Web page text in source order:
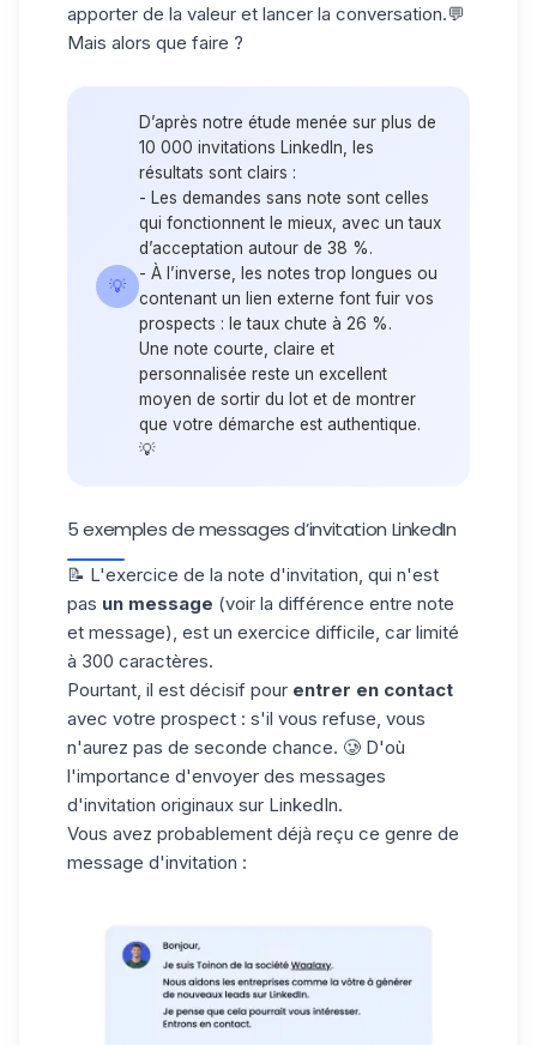
apporter de la valeur et lancer la conversation.💬
Mais alors que faire ?
💡
D’après notre étude menée sur plus de
10 000 invitations LinkedIn, les
résultats sont clairs :
- Les demandes sans note sont celles
qui fonctionnent le mieux, avec un taux
d’acceptation autour de 38 %.
- À l’inverse, les notes trop longues ou
contenant un lien externe font fuir vos
prospects : le taux chute à 26 %.
Une note courte, claire et
personnalisée reste un excellent
moyen de sortir du lot et de montrer
que votre démarche est authentique.
💡
5 exemples de messages d’invitation LinkedIn
📝 L'exercice de la note d'invitation, qui n'est
pas un message (voir la différence entre note
et message), est un exercice difficile, car limité
à 300 caractères.
Pourtant, il est décisif pour entrer en contact
avec votre prospect : s'il vous refuse, vous
n'aurez pas de seconde chance. 🥲 D'où
l'importance d'envoyer des messages
d'invitation originaux sur LinkedIn.
Vous avez probablement déjà reçu ce genre de
message d'invitation :